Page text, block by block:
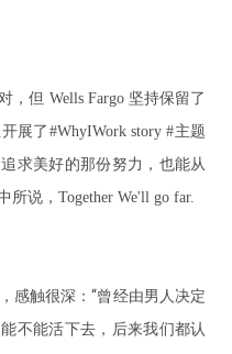
，但 Wells Fargo 坚持保留了
展了 #WhyIWork story #主题
求美好的那份努力，也能从
所说， Together We'll go far.
感触很深：“曾经由男人决定
不能活下去，后来我们都认